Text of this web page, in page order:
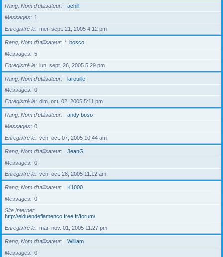
Rang, Nom d’utilisateur
achill
Messages
1
Enregistré le
mer. sept. 21, 2005 4:12 pm
Rang, Nom d’utilisateur * bosco
Messages
5
Enregistré le
lun. sept. 26, 2005 5:29 pm
Rang, Nom d’utilisateur
larouille
Messages
0
Enregistré le
dim. oct. 02, 2005 5:11 pm
Rang, Nom d’utilisateur
andy boso
Messages
0
Enregistré le
ven. oct. 07, 2005 10:44 am
Rang, Nom d’utilisateur
JeanG
Messages
0
Enregistré le
ven. oct. 28, 2005 11:12 am
Rang, Nom d’utilisateur
K1000
Messages
0
Site Internet
http://elduendeflamenco.free.fr/forum/
Enregistré le
mar. nov. 01, 2005 11:27 pm
Rang, Nom d’utilisateur
William
Messages
0